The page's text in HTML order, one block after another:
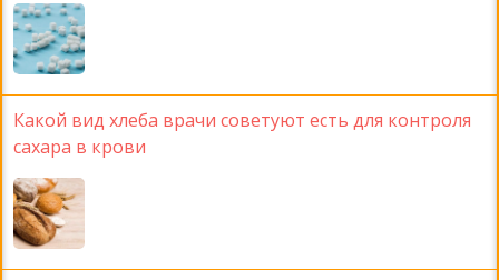
Какой вид хлеба врачи советуют есть для контроля
сахара в крови